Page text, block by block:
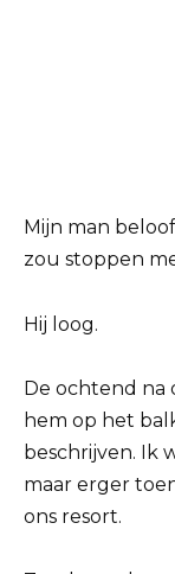
Mijn man
zou stoppen
Hij loog.
De ochtend na
hem op het
beschrijven. Ik
maar erger
ons resort.